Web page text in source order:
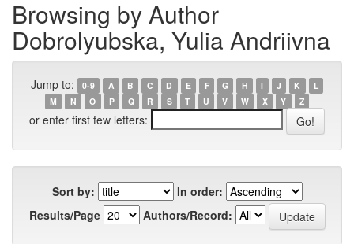
Browsing by Author
Dobrolyubska, Yulia Andriivna
Jump to: 0-9 A B C D E F G H I J K
L
M
N O P Q R S T U V W X Y Z
or enter first few letters:
Sort by:
In order:
Results/Page
Authors/Record: